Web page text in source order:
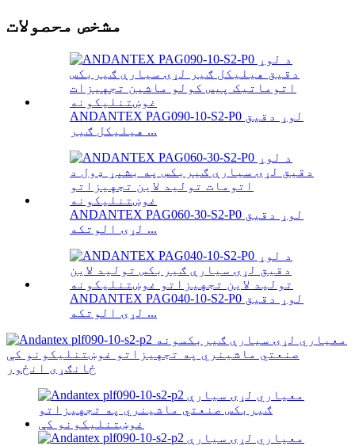
مشخص محصولات
ANDANTEX PAG090-10-S2-P0 لوړ دقیق
هیلیکل ګیر ...
ANDANTEX PAG060-30-S2-P0 لوړ دقیق
لړۍ الوتکه ...
ANDANTEX PAG040-10-S2-P0 لوړ دقیق
لړۍ الوتکه ...